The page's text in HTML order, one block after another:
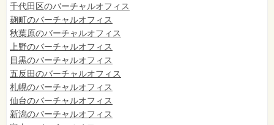
千代田区のバーチャルオフィス
麹町のバーチャルオフィス
秋葉原のバーチャルオフィス
上野のバーチャルオフィス
目黒のバーチャルオフィス
五反田のバーチャルオフィス
札幌のバーチャルオフィス
仙台のバーチャルオフィス
新潟のバーチャルオフィス